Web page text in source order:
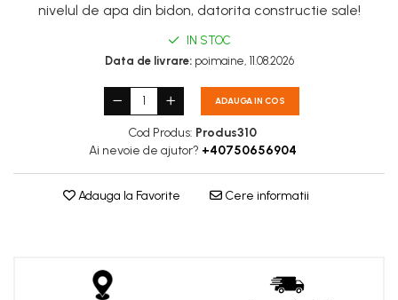
nivelul de apa din bidon, datorita constructie sale!
IN STOC
Data de livrare:poimaine, 11.08.2026
ADAUGA IN COS
Cod Produs: Produs310
Ai nevoie de ajutor? +40750656904
Adauga la Favorite Cere informatii